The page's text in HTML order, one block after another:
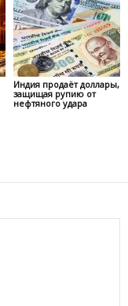
Индия продаёт доллары,
защищая рупию от
нефтяного удара